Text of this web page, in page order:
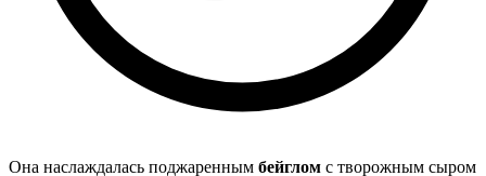
Она наслаждалась поджаренным бейглом с творожным сыром